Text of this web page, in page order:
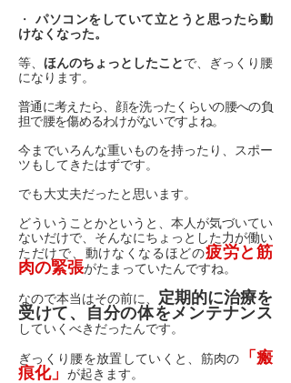
・パソコンをしていて立とうと思ったら動
けなくなった。
等、 ほんのちょっとしたことで、ぎっくり腰
になります。
普通に考えたら、顔を洗ったくらいの腰への負
担で腰を傷めるわけがないですよね。
今までいろんな重いものを持ったり、スポー
ツもしてきたはずです。
でも大丈夫だったと思います。
どういうことかというと、本人が気づいてい
ないだけで、そんなにちょっとした力が働い
ただけで、動けなくなるほどの疲労と筋
肉の緊張がたまっていたんですね。
なので本当はその前に、 定期的に治療を
受けて、自分の体をメンテナンス
していくべきだったんです。
ぎっくり腰を放置していくと、筋肉の
「瘢
痕化」
が起きます。